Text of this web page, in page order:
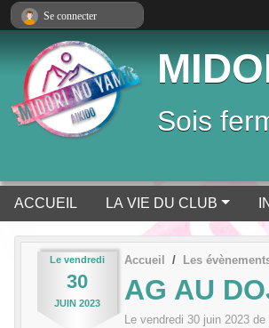
Sois
ACCUEIL LA VIE DU CLUB
Le vendredi
30
JUIN 2023
Accueil Les
AG AU
Le vendredi 30 juin 2023 de
Se connecter
Panneau de gestion des cookies